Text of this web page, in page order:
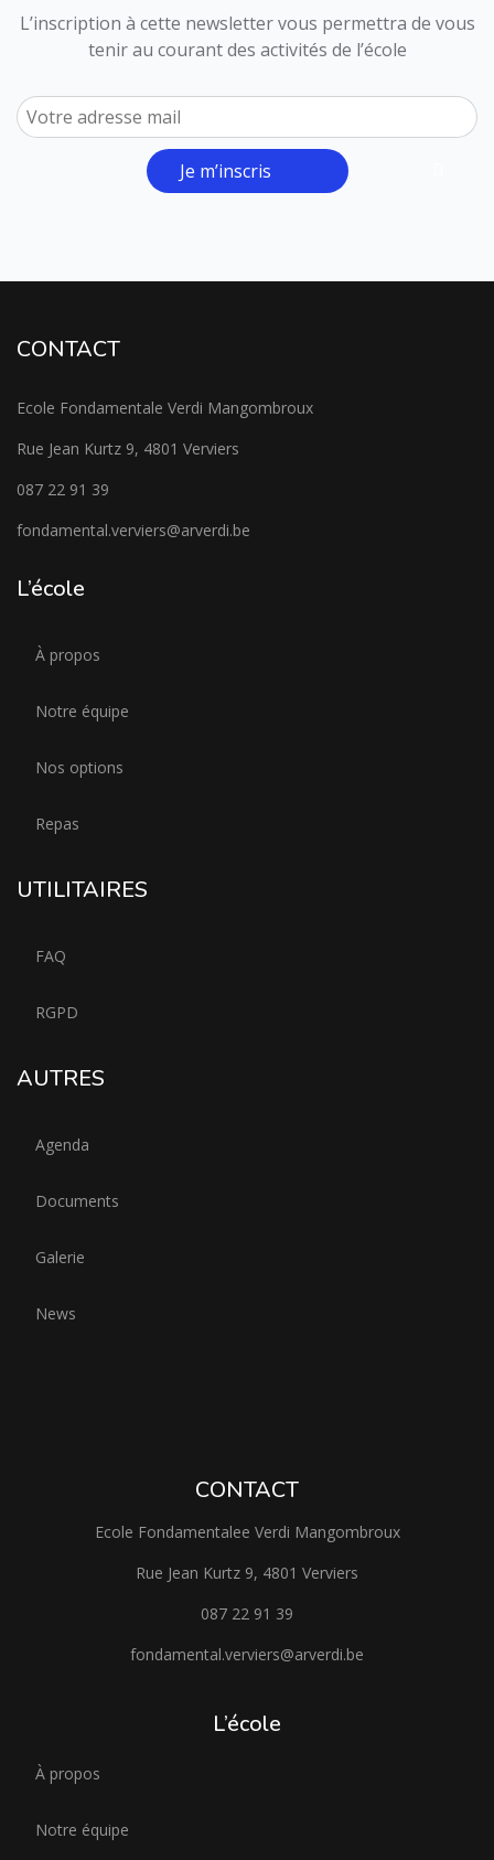
L’inscription à cette newsletter vous permettra de vous
tenir au courant des activités de l’école
Je m’inscris
CONTACT
Ecole Fondamentale Verdi Mangombroux
Rue Jean Kurtz 9, 4801 Verviers
087 22 91 39
fondamental.verviers@arverdi.be
L’école
À propos
Notre équipe
Nos options
Repas
UTILITAIRES
FAQ
RGPD
AUTRES
Agenda
Documents
Galerie
News
CONTACT
Ecole Fondamentalee Verdi Mangombroux
Rue Jean Kurtz 9, 4801 Verviers
087 22 91 39
fondamental.verviers@arverdi.be
L’école
À propos
Notre équipe